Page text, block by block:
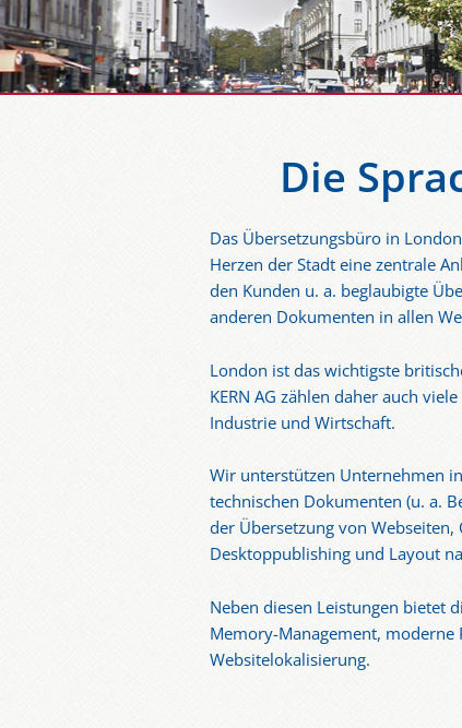
Die
Das Übersetzungsbüro in
Herzen der Stadt eine zentrale
den Kunden u. a. beglaubigte
anderen Dokumenten in allen
London ist das wichtigste
KERN AG zählen daher auch
Industrie und Wirtschaft.
Wir unterstützen Unternehmen
technischen Dokumenten (u. a.
der Übersetzung von
Desktoppublishing und Layout
Neben diesen Leistungen bietet
Memory-Management,
Websitelokalisierung.